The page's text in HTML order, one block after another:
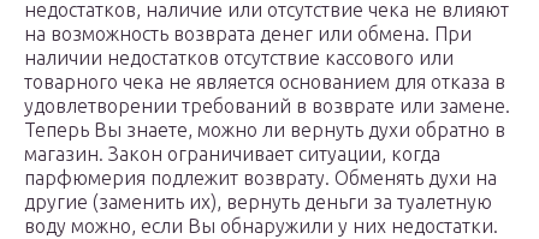
недостатков, наличие или отсутствие чека не влияют
на возможность возврата денег или обмена. При
наличии недостатков отсутствие кассового или
товарного чека не является основанием для отказа в
удовлетворении требований в возврате или замене.
Теперь Вы знаете, можно ли вернуть духи обратно в
магазин. Закон ограничивает ситуации, когда
парфюмерия подлежит возврату. Обменять духи на
другие (заменить их), вернуть деньги за туалетную
воду можно, если Вы обнаружили у них недостатки.